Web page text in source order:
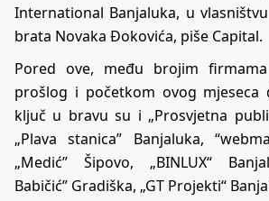
International Banjaluka, u
brata Novaka Đokovića, piše Capital.
Pored ove, među brojim
prošlog i početkom ovog mjeseca
ključ u bravu su i „Prosvjetna
„Plava stanica” Banjaluka,
„Medić” Šipovo, „BINLUX“
Babičić” Gradiška, „GT Projekti“